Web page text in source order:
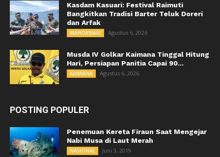
Kasdam Kasuari: Festival Raimuti
Bangkitkan Tradisi Barter Teluk Doreri
dan Arfak
MANOKWARI Agustus 6, 2026
Musda IV Golkar Kaimana Tinggal Hitung
Hari, Persiapan Panitia Capai 90...
KAIMANA Agustus 6, 2026
POSTING POPULER
Penemuan Kereta Firaun Saat Mengejar
Nabi Musa di Laut Merah
NASIONAL Juni 3, 2019